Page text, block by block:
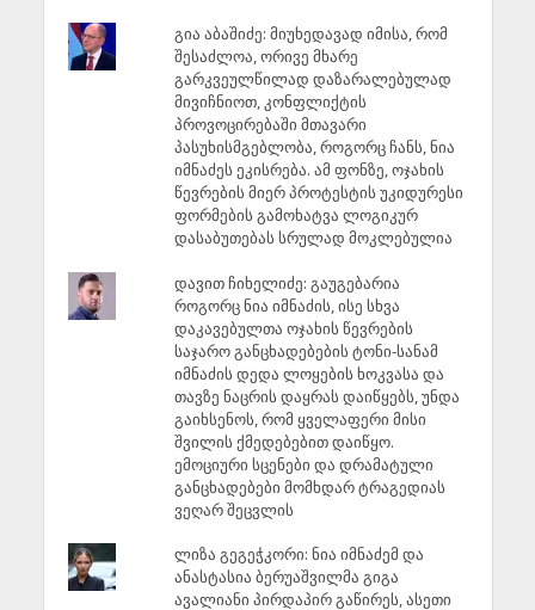
გია აბაშიძე: მიუხედავად იმისა, რომ
შესაძლოა, ორივე მხარე
გარკვეულწილად დაზარალებულად
მივიჩნიოთ, კონფლიქტის
პროვოცირებაში მთავარი
პასუხისმგებლობა, როგორც ჩანს, ნია
იმნაძეს ეკისრება. ამ ფონზე, ოჯახის
წევრების მიერ პროტესტის უკიდურესი
ფორმების გამოხატვა ლოგიკურ
დასაბუთებას სრულად მოკლებულია
დავით ჩიხელიძე: გაუგებარია
როგორც ნია იმნაძის, ისე სხვა
დაკავებულთა ოჯახის წევრების
საჯარო განცხადებების ტონი-სანამ
იმნაძის დედა ლოყების ხოკვასა და
თავზე ნაცრის დაყრას დაიწყებს, უნდა
გაიხსენოს, რომ ყველაფერი მისი
შვილის ქმედებებით დაიწყო.
ემოციური სცენები და დრამატული
განცხადებები მომხდარ ტრაგედიას
ვეღარ შეცვლის
ლიზა გეგეჭკორი: ნია იმნაძემ და
ანასტასია ბერუაშვილმა გიგა
ავალიანი პირდაპირ გაწირეს, ასეთი